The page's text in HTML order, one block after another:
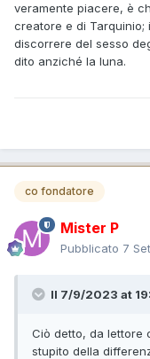
veramente piacere, è
creatore e di Tarquinio;
discorrere del sesso
dito anziché la luna.
co fondatore
Mister P
Pubblicato 7
Il 7/9/2023 at
Ciò detto, da lettore
stupito della